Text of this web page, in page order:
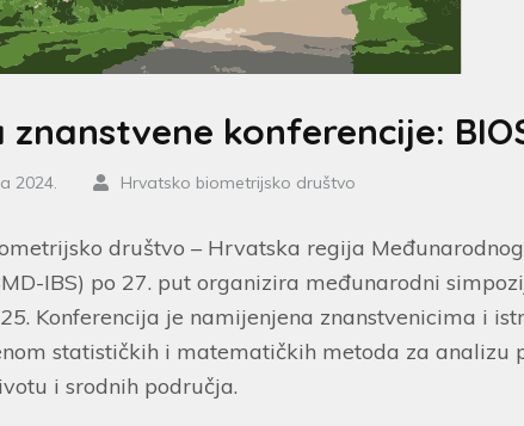
konferencije:
2024. Hrvatsko biometrijsko društvo
društvo – Hrvatska regija
IBS) po 27. put organizira međunarodni
. Konferencija je namijenjena znanstvenicima i
statističkih i matematičkih metoda za analizu
i srodnih područja.